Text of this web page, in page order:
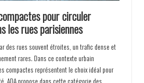
pour circuler
les rues parisiennes
des rues souvent étroites, un trafic dense et
rares. Dans ce contexte urbain
compactes représentent le choix idéal pour
ADA propose dans cette catégorie des